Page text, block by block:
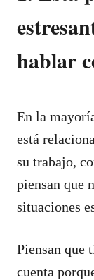
hablar
En la
está
su trabajo,
piensan que
situaciones
Piensan que
cuenta